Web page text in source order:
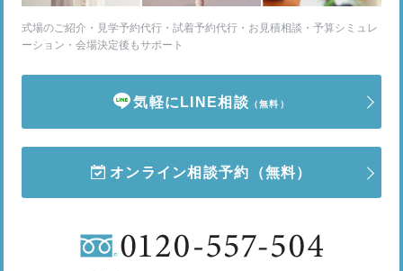
式場のご紹介・見学予約代行・試着予約代行・お見積相談・予算シミュレ
ーション・会場決定後もサポート
気軽にLINE相談 （無料）
オンライン相談予約 （無料）